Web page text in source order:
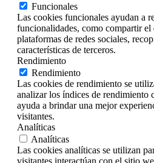
Funcionales
Las cookies funcionales ayudan a
funcionalidades, como compartir
plataformas de redes sociales,
características de terceros.
Rendimiento
Rendimiento
Las cookies de rendimiento se
analizar los índices de rendimiento
ayuda a brindar una mejor
visitantes.
Analíticas
Analíticas
Las cookies analíticas se utilizan
visitantes interactúan con el sitio